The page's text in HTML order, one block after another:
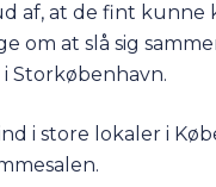
af, at de fint kunne
om at slå sig
Storkøbenhavn.
i store lokaler i